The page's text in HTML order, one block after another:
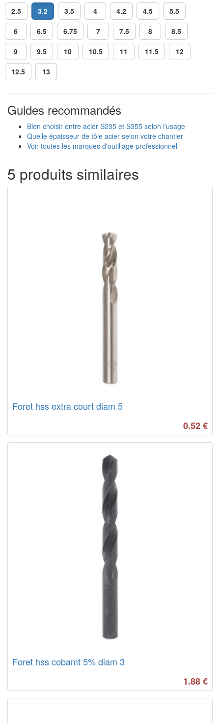
2.5 3.2 3.5 4 4.2 4.5 5.5
6 6.5 6.75 7 7.5 8 8.5
9 9.5 10 10.5 11 11.5 12
12.5 13
Guides recommandés
Bien choisir entre acier S235 et S355 selon l'usage
Quelle épaisseur de tôle acier selon votre chantier
Voir toutes les marques d'outillage professionnel
5 produits similaires
Foret hss extra court diam 5
0.52€
Foret hss cobamt 5% diam 3
1.88€